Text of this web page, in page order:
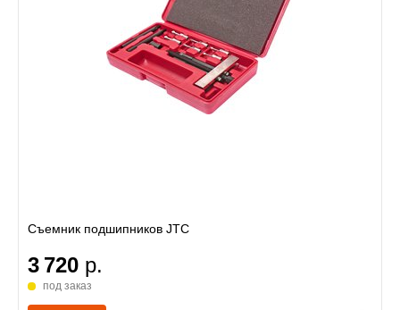
Съемник подшипников JTC
3 720 р.
под заказ